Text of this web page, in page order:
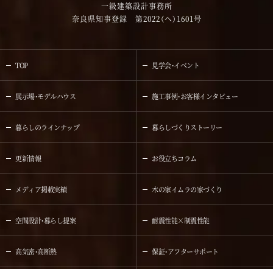
一級建築設計事務所
奈良県知事登録 第2022（へ）1601号
TOP 見学会・イベント
展示場・モデルハウス 施工事例・お客様インタビュー
暮らしのラインナップ 暮らしづくりストーリー
更新情報 お役立ちコラム
メディア掲載実績 木の家イムラの家づくり
空間設計・暮らし提案 耐震性能×制震性能
高気密・高断熱 保証・アフターサポート